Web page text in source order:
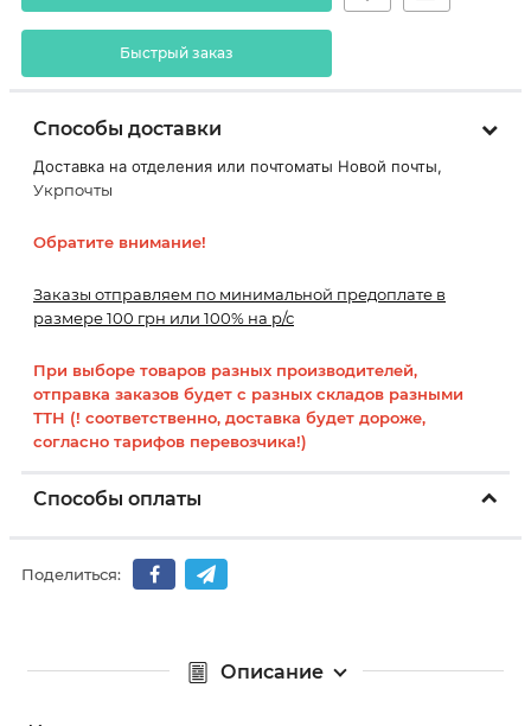
Быстрый заказ
Способы доставки
Доставка на отделения или почтоматы Новой почты,
Укрпочты
Обратите внимание!
Заказы отправляем по минимальной предоплате в
размере 100 грн или 100% на р/с
При выборе товаров разных производителей,
отправка заказов будет с разных складов разными
ТТН (! соответственно, доставка будет дороже,
согласно тарифов перевозчика!)
Способы оплаты
Поделиться:
Описание